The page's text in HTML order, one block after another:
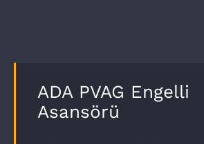
ADA PVAG Engelli
Asansörü